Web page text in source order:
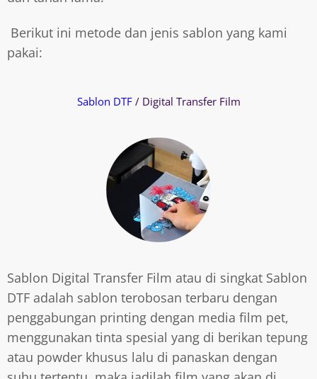
Berikut ini metode dan jenis sablon yang kami
pakai:
Sablon DTF/ Digital Transfer Film
Sablon Digital Transfer Film atau di singkat Sablon
DTF adalah sablon terobosan terbaru dengan
penggabungan printing dengan media film pet,
menggunakan tinta spesial yang di berikan tepung
atau powder khusus lalu di panaskan dengan